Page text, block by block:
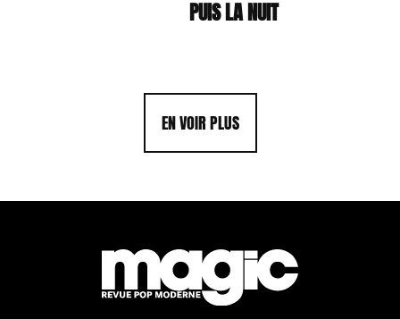
PUIS LA NUIT
EN VOIR PLUS